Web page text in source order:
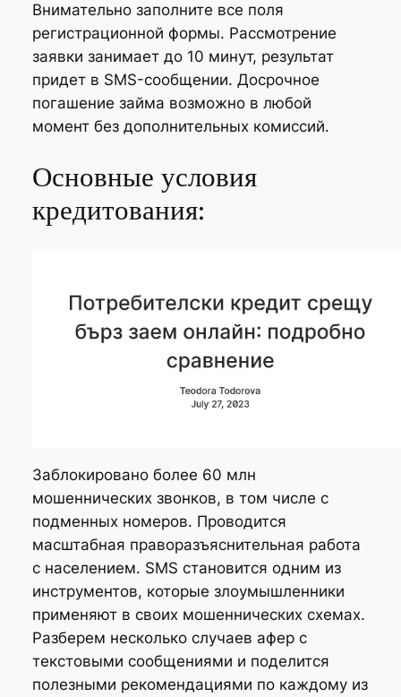
Внимательно заполните все поля
регистрационной формы. Рассмотрение
заявки занимает до 10 минут, результат
придет в SMS-сообщении. Досрочное
погашение займа возможно в любой
момент без дополнительных комиссий.
Основные условия
кредитования:
Заблокировано более 60 млн
мошеннических звонков, в том числе с
подменных номеров. Проводится
масштабная праворазъяснительная работа
с населением. SMS становится одним из
инструментов, которые злоумышленники
применяют в своих мошеннических схемах.
Разберем несколько случаев афер с
текстовыми сообщениями и поделится
полезными рекомендациями по каждому из